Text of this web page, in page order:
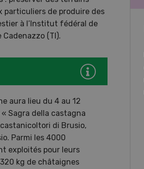
particuliers de produire des
à l’Institut fédéral de
(TI).
aura lieu du 4 au 12
Sagra della castagna
di Brusio,
Parmi les 4000
exploités pour leurs
kg de châtaignes
Days 2026
vous
aux DemoDays 2026 à
suisse du nouveau
à 8 roues.